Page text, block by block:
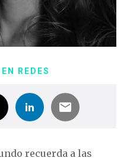
REDES
recuerda a las